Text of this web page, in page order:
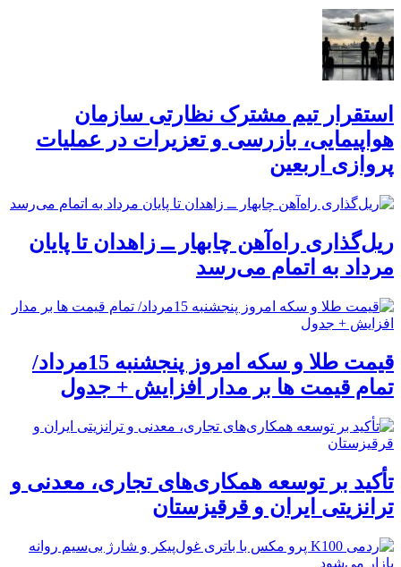
استقرار تیم مشترک نظارتی سازمان
هواپیمایی، بازرسی و تعزیرات در عملیات
پروازی اربعین
ریل‌گذاری راه‌آهن چابهار ــ زاهدان تا پایان
مرداد به اتمام می‌رسد
قیمت طلا و سکه امروز پنجشنبه 15مرداد/
تمام قیمت ها بر مدار افزایش + جدول
تأکید بر توسعه همکاری‌های تجاری، معدنی و
ترانزیتی ایران و قرقیزستان